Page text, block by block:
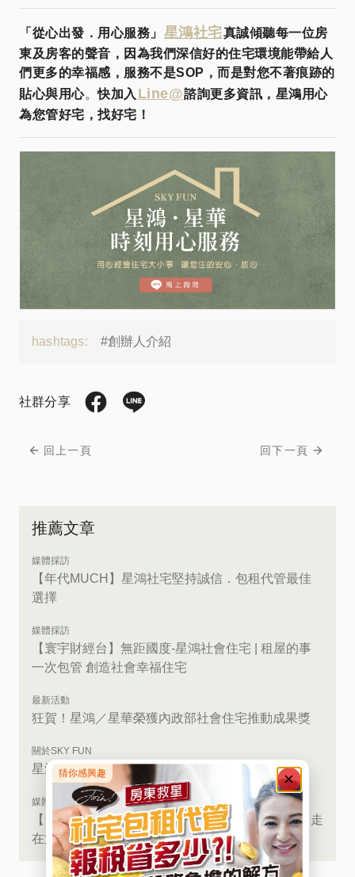
「從心出發．用心服務」 星鴻社宅真誠傾聽每一位房
東及房客的聲音，因為我們深信好的住宅環境能帶給人
們更多的幸福感，服務不是SOP，而是對您不著痕跡的
貼心與用心。快加入 Line@諮詢更多資訊，星鴻用心
為您管好宅，找好宅！
hashtags: #創辦人介紹
社群分享
回上一頁 回下一頁
推薦文章
媒體採訪
【年代MUCH】星鴻社宅堅持誠信．包租代管最佳
選擇
媒體採訪
【寰宇財經台】無距國度-星鴻社會住宅 | 租屋的事
一次包管 創造社會幸福住宅
最新活動
狂賀！星鴻／星華榮獲內政部社會住宅推動成果獎
關於SKY FUN
星鴻．星華是什麼公司？
媒體採訪
【台北郵報】居住正義哪裡找？星鴻社會住宅努力走
在第一線